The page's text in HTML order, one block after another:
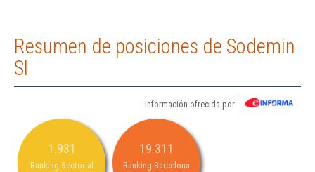
Resumen de posiciones de Sodemin
Sl
Información ofrecida por
1.931
Ranking Sectorial
19.311
Ranking Barcelona